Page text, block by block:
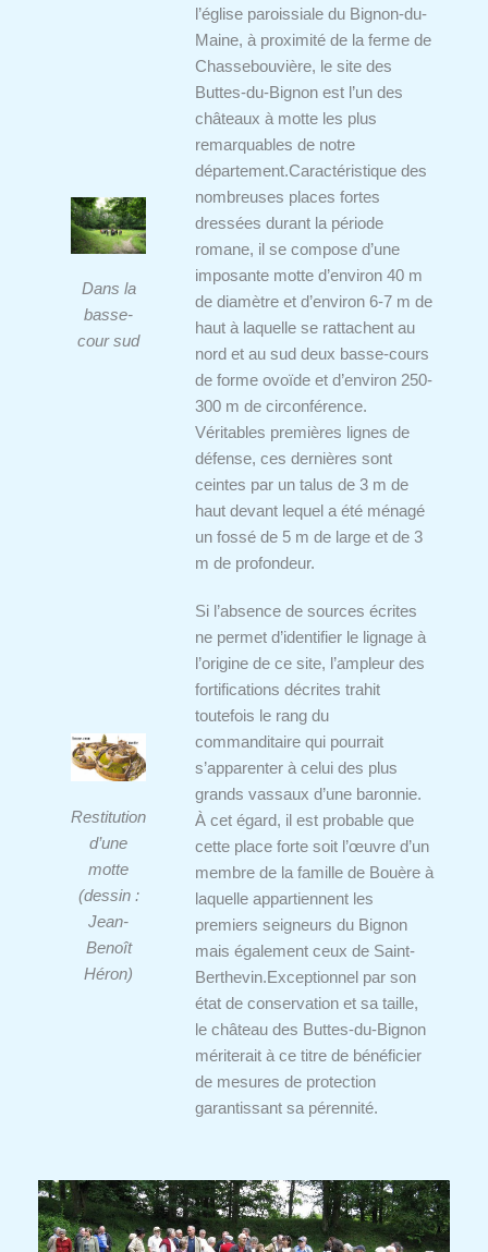
Dans la
basse-
cour sud
l’église paroissiale du Bignon-du-
Maine, à proximité de la ferme de
Chassebouvière, le site des
Buttes-du-Bignon est l’un des
châteaux à motte les plus
remarquables de notre
département.Caractéristique des
nombreuses places fortes
dressées durant la période
romane, il se compose d’une
imposante motte d’environ 40 m
de diamètre et d’environ 6-7 m de
haut à laquelle se rattachent au
nord et au sud deux basse-cours
de forme ovoïde et d’environ 250-
300 m de circonférence.
Véritables premières lignes de
défense, ces dernières sont
ceintes par un talus de 3 m de
haut devant lequel a été ménagé
un fossé de 5 m de large et de 3
m de profondeur.
Restitution
d’une
motte
(dessin :
Jean-
Benoît
Héron)
Si l’absence de sources écrites
ne permet d’identifier le lignage à
l’origine de ce site, l’ampleur des
fortifications décrites trahit
toutefois le rang du
commanditaire qui pourrait
s’apparenter à celui des plus
grands vassaux d’une baronnie.
À cet égard, il est probable que
cette place forte soit l’œuvre d’un
membre de la famille de Bouère à
laquelle appartiennent les
premiers seigneurs du Bignon
mais également ceux de Saint-
Berthevin.Exceptionnel par son
état de conservation et sa taille,
le château des Buttes-du-Bignon
mériterait à ce titre de bénéficier
de mesures de protection
garantissant sa pérennité.